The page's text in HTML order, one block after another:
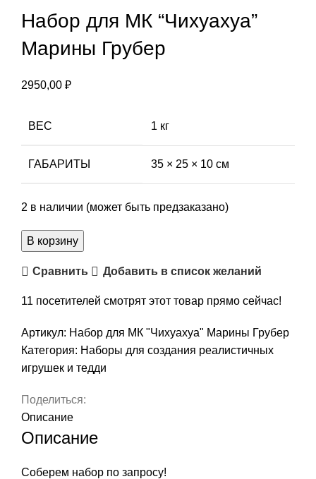
Набор для МК “Чихуахуа”
Марины Грубер
2950,00 ₽
ВЕС 1 кг
ГАБАРИТЫ 35 × 25 × 10 см
2 в наличии (может быть предзаказано)
Количество
товара
Набор
МК
"Чихуахуа"
Марины
В корзину
Сравнить Добавить в список желаний
11 посетителей смотрят этот товар прямо сейчас!
Артикул: Набор для МК "Чихуахуа" Марины Грубер
Категория: Наборы для создания реалистичных
игрушек и тедди
Поделиться:
Описание
Описание
Соберем набор по запросу!